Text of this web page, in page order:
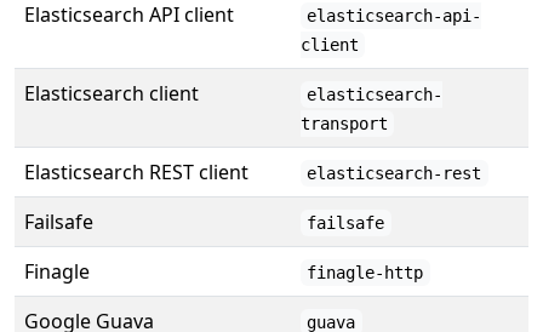
Elasticsearch API client
elasticsearch-api-
client
Elasticsearch client
elasticsearch-
transport
Elasticsearch REST client elasticsearch-rest
Failsafe failsafe
Finagle finagle-http
Google Guava guava